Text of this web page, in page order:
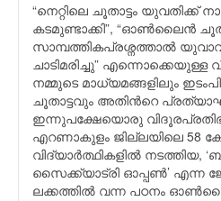
“നെറ്റിലെ ചൂതാട്ടം
കടമുണ്ടാക്കി”, “ഓണ്‍ലൈന്‍
സാമ്പത്തികപ്രശ്നത്താല്‍ യുവാവ്
ചാടിമരിച്ചു” എന്നൊക്കെയുള്ള
നമ്മുടെ മാധ്യമങ്ങളിലും
ചൂതാട്ടവും അതിന്‍റെ
ഇന്നുപക്ഷേയൊരു
എറണാകുളം ജില്ലയിലെ 58
വിദ്യാര്‍ത്ഥികളില്‍ നടത്തിയ,
സൈക്ക്യാട്രി ഓപ്പണ്‍’ എന്ന
ലക്കത്തില്‍ വന്ന പഠനം